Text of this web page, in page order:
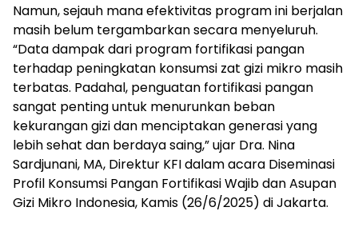
Namun, sejauh mana efektivitas program ini berjalan
masih belum tergambarkan secara menyeluruh.
“Data dampak dari program fortifikasi pangan
terhadap peningkatan konsumsi zat gizi mikro masih
terbatas. Padahal, penguatan fortifikasi pangan
sangat penting untuk menurunkan beban
kekurangan gizi dan menciptakan generasi yang
lebih sehat dan berdaya saing,” ujar Dra. Nina
Sardjunani, MA, Direktur KFI dalam acara Diseminasi
Profil Konsumsi Pangan Fortifikasi Wajib dan Asupan
Gizi Mikro Indonesia, Kamis (26/6/2025) di Jakarta.